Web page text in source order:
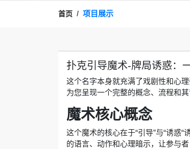
首页 项目展示
扑克引导魔术-牌局诱惑：
这个名字本身就充满了戏剧性和心
为您呈现一个完整的概念、流程和其
魔术核心概念
这个魔术的核心在于“引导”与“诱惑“
的语言、动作和心理暗示，让参与